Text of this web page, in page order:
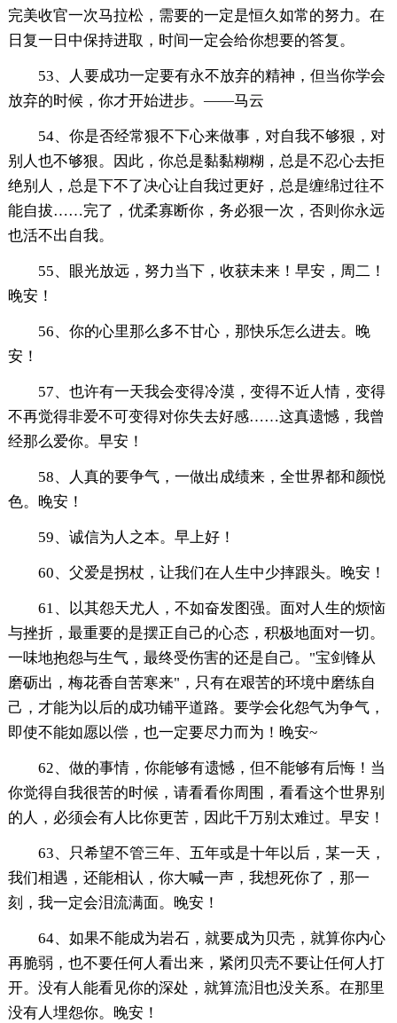
完美收官一次马拉松，需要的一定是恒久如常的努力。在
日复一日中保持进取，时间一定会给你想要的答复。
53、人要成功一定要有永不放弃的精神，但当你学会
放弃的时候，你才开始进步。——马云
54、你是否经常狠不下心来做事，对自我不够狠，对
别人也不够狠。因此，你总是黏黏糊糊，总是不忍心去拒
绝别人，总是下不了决心让自我过更好，总是缠绵过往不
能自拔……完了，优柔寡断你，务必狠一次，否则你永远
也活不出自我。
55、眼光放远，努力当下，收获未来！早安，周二！
晚安！
56、你的心里那么多不甘心，那快乐怎么进去。晚
安！
57、也许有一天我会变得冷漠，变得不近人情，变得
不再觉得非爱不可变得对你失去好感……这真遗憾，我曾
经那么爱你。早安！
58、人真的要争气，一做出成绩来，全世界都和颜悦
色。晚安！
59、诚信为人之本。早上好！
60、父爱是拐杖，让我们在人生中少摔跟头。晚安！
61、以其怨天尤人，不如奋发图强。面对人生的烦恼
与挫折，最重要的是摆正自己的心态，积极地面对一切。
一味地抱怨与生气，最终受伤害的还是自己。"宝剑锋从
磨砺出，梅花香自苦寒来"，只有在艰苦的环境中磨练自
己，才能为以后的成功铺平道路。要学会化怨气为争气，
即使不能如愿以偿，也一定要尽力而为！晚安~
62、做的事情，你能够有遗憾，但不能够有后悔！当
你觉得自我很苦的时候，请看看你周围，看看这个世界别
的人，必须会有人比你更苦，因此千万别太难过。早安！
63、只希望不管三年、五年或是十年以后，某一天，
我们相遇，还能相认，你大喊一声，我想死你了，那一
刻，我一定会泪流满面。晚安！
64、如果不能成为岩石，就要成为贝壳，就算你内心
再脆弱，也不要任何人看出来，紧闭贝壳不要让任何人打
开。没有人能看见你的深处，就算流泪也没关系。在那里
没有人埋怨你。晚安！